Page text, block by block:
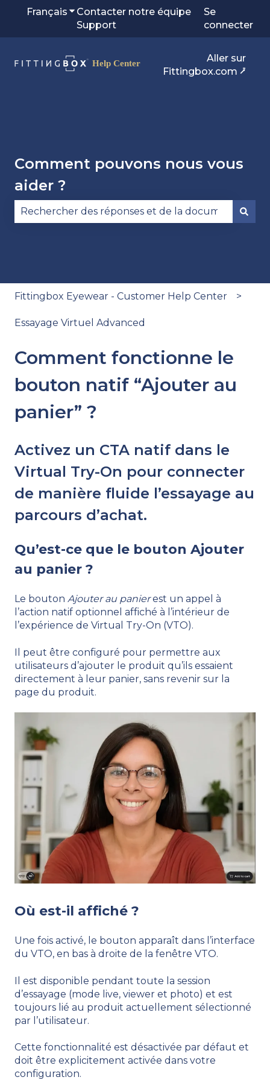
Français Afficher le sous-menu pour les
Contacter notre équipe
Support
Se
connecter
Aller sur
Fittingbox.com ⭷
Comment pouvons nous vous
aider ?
Fittingbox Eyewear - Customer Help Center
Essayage Virtuel Advanced
Comment fonctionne le
bouton natif “Ajouter au
panier” ?
Activez un CTA natif dans le
Virtual Try-On pour connecter
de manière fluide l’essayage au
parcours d’achat.
Qu’est-ce que le bouton Ajouter
au panier ?
Le bouton Ajouter au panierest un appel à
l’action natif optionnel affiché à l’intérieur de
l’expérience de Virtual Try-On (VTO).
Il peut être configuré pour permettre aux
utilisateurs d’ajouter le produit qu’ils essaient
directement à leur panier, sans revenir sur la
page du produit.
Où est-il affiché ?
Une fois activé, le bouton apparaît dans l’interface
du VTO, en bas à droite de la fenêtre VTO.
Il est disponible pendant toute la session
d’essayage (mode live, viewer et photo) et est
toujours lié au produit actuellement sélectionné
par l’utilisateur.
Cette fonctionnalité est désactivée par défaut et
doit être explicitement activée dans votre
configuration.